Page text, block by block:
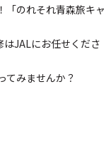
「のれそれ青森旅キャ
はJALにお任せくださ
てみませんか？